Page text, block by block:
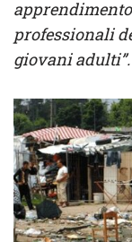
professionali
giovani adulti”.